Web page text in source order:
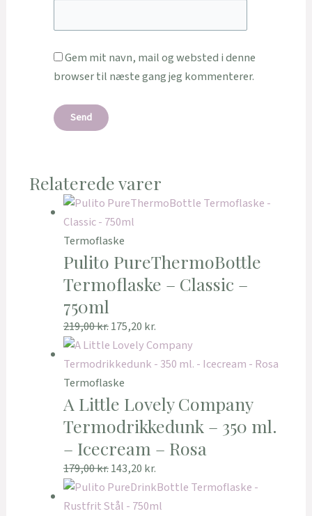
Gem mit navn, mail og websted i denne
browser til næste gang jeg kommenterer.
Relaterede varer
Termoflaske
Pulito PureThermoBottle
Termoflaske – Classic –
750ml
219,00kr.175,20 kr.
Termoflaske
A Little Lovely Company
Termodrikkedunk – 350 ml.
– Icecream – Rosa
179,00kr.143,20 kr.